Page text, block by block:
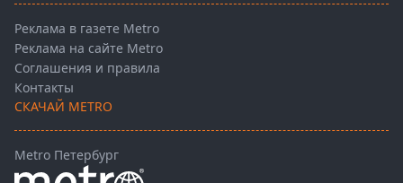
Реклама в газете Metro
Реклама на сайте Metro
Соглашения и правила
Контакты
СКАЧАЙ METRO
Metro Петербург